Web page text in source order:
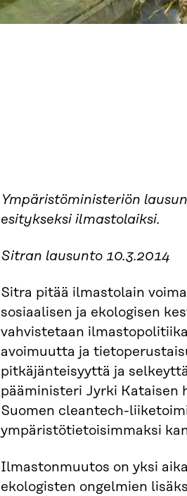
Ympäristöministeriön
esitykseksi ilmastolaiksi.
Sitran lausunto 10.3.2014
Sitra pitää ilmastolain
sosiaalisen ja ekologisen
vahvistetaan
avoimuutta ja
pitkäjänteisyyttä ja
pääministeri Jyrki Kataisen
Suomen cleantech-
ympäristötietoisimmaksi
Ilmastonmuutos on yksi
ekologisten ongelmien